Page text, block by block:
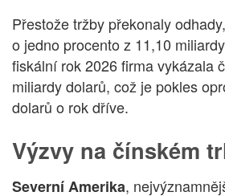
Přestože tržby překonaly odhady,
o jedno procento z 11,10
fiskální rok 2026 firma vykázala
miliardy dolarů, což je pokles
dolarů o rok dříve.
Výzvy na čínském
Severní Amerika,